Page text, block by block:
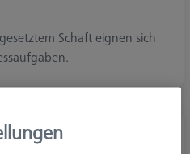
Schaft eignen sich